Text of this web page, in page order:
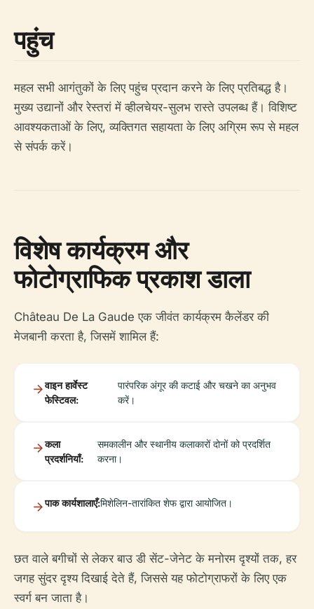
पहुंच
महल सभी आगंतुकों के लिए पहुंच प्रदान करने के लिए प्रतिबद्ध है।
मुख्य उद्यानों और रेस्तरां में व्हीलचेयर-सुलभ रास्ते उपलब्ध हैं। विशिष्ट
आवश्यकताओं के लिए, व्यक्तिगत सहायता के लिए अग्रिम रूप से महल
से संपर्क करें।
विशेष कार्यक्रम और
फोटोग्राफिक प्रकाश डाला
Château De La Gaude एक जीवंत कार्यक्रम कैलेंडर की
मेजबानी करता है, जिसमें शामिल हैं:
वाइन हार्वेस्ट
फेस्टिवल:
पारंपरिक अंगूर की कटाई और चखने का अनुभव
करें।
कला
प्रदर्शनियाँ:
समकालीन और स्थानीय कलाकारों दोनों को प्रदर्शित
करना।
पाक कार्यशालाएँ:मिशेलिन-तारांकित शेफ द्वारा आयोजित।
छत वाले बगीचों से लेकर बाउ डी सेंट-जेनेट के मनोरम दृश्यों तक, हर
जगह सुंदर दृश्य दिखाई देते हैं, जिससे यह फोटोग्राफरों के लिए एक
स्वर्ग बन जाता है।